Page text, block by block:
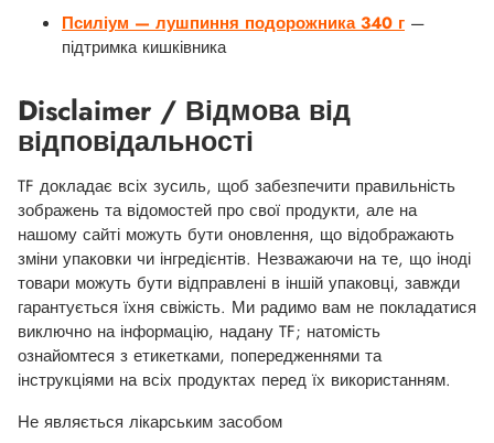
Псиліум — лушпиння подорожника 340 г —
підтримка кишківника
Disclaimer / Відмова від
відповідальності
TF докладає всіх зусиль, щоб забезпечити правильність
зображень та відомостей про свої продукти, але на
нашому сайті можуть бути оновлення, що відображають
зміни упаковки чи інгредієнтів. Незважаючи на те, що іноді
товари можуть бути відправлені в іншій упаковці, завжди
гарантується їхня свіжість. Ми радимо вам не покладатися
виключно на інформацію, надану TF; натомість
ознайомтеся з етикетками, попередженнями та
інструкціями на всіх продуктах перед їх використанням.
Не являється лікарським засобом